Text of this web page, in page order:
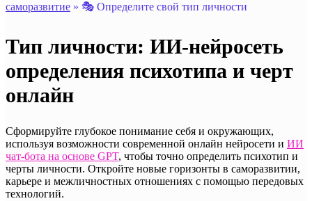
cаморазвитие » 🎭 Определите свой тип личности
Тип личности: ИИ-нейросеть
определения психотипа и черт
онлайн
Сформируйте глубокое понимание себя и окружающих,
используя возможности современной онлайн нейросети и ИИ
чат-бота на основе GPT, чтобы точно определить психотип и
черты личности. Откройте новые горизонты в саморазвитии,
карьере и межличностных отношениях с помощью передовых
технологий.